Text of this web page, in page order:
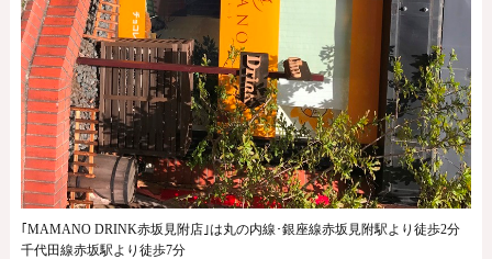
｢MAMANO DRINK赤坂見附店｣は丸の内線･銀座線赤坂見附駅より徒歩2分
千代田線赤坂駅より徒歩7分